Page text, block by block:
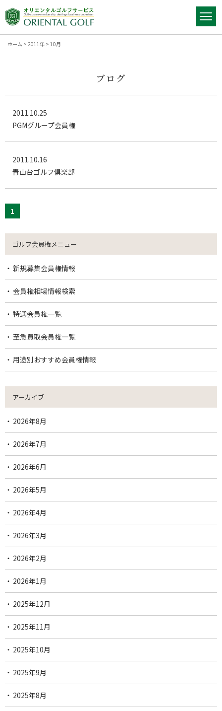
ホーム > 2011年 > 10月
ブログ
2011.10.25
PGMグループ会員権
2011.10.16
青山台ゴルフ倶楽部
1
ゴルフ会員権メニュー
新規募集会員権情報
会員権相場情報検索
特選会員権一覧
至急買取会員権一覧
用途別おすすめ会員権情報
アーカイブ
2026年8月
2026年7月
2026年6月
2026年5月
2026年4月
2026年3月
2026年2月
2026年1月
2025年12月
2025年11月
2025年10月
2025年9月
2025年8月